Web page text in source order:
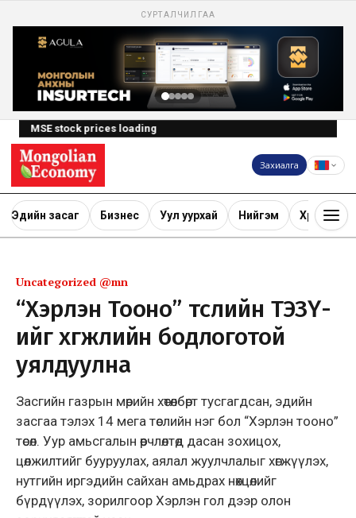
СУРТАЛЧИЛГАА
MSE stock prices loading
Захиалга
Эдийн засаг Бизнес Уул уурхай Нийгэм Хөрөнгө
Uncategorized @mn
“Хэрлэн Тооно” төслийн ТЭЗҮ-
ийг хөгжлийн бодлоготой
уялдуулна
Засгийн газрын мөрийн хөтөлбөрт тусгагдсан, эдийн
засгаа тэлэх 14 мега төслийн нэг бол “Хэрлэн тооно”
төсөл. Уур амьсгалын өөрчлөлтөд дасан зохицох,
цөлжилтийг бууруулах, аялал жуулчлалыг хөгжүүлэх,
нутгийн иргэдийн сайхан амьдрах нөхцөлийг
бүрдүүлэх, зорилгоор Хэрлэн гол дээр олон